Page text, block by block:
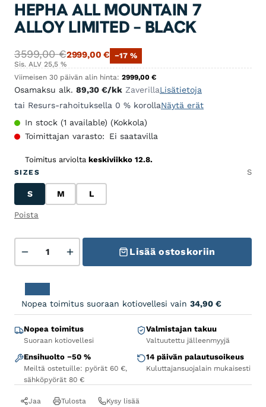
HEPHA ALL MOUNTAIN 7
ALLOY LIMITED – BLACK
3599,00€
Alkuperäinen hinta oli: 3599,00 €.
2999,00€
Nykyinen hinta on: 2999,00 €.
−17 %
Sis. ALV 25,5 %
Viimeisen 30 päivän alin hinta: 2999,00 €
Osamaksu alk. 89,30 €/kk ZaverillaLisätietoja
tai Resurs-rahoituksella 0 % korollaNäytä erät
In stock (1 available) (Kokkola)
Toimittajan varasto:
Ei saatavilla
Toimitus arviolta keskiviikko 12.8.
SIZES S
S
S M
M L
L
Poista
Hepha All Mountain 7 Alloy Limited - Black määrä
Lisää ostoskoriin
Nopea toimitus suoraan kotiovellesi vain 34,90 €
Nopea toimitus
Suoraan kotiovellesi
Valmistajan takuu
Valtuutettu jälleenmyyjä
Ensihuolto −50 %
Meiltä ostetuille: pyörät 60 €,
sähköpyörät 80 €
14 päivän palautusoikeus
Kuluttajansuojalain mukaisesti
Jaa Tulosta Kysy lisää